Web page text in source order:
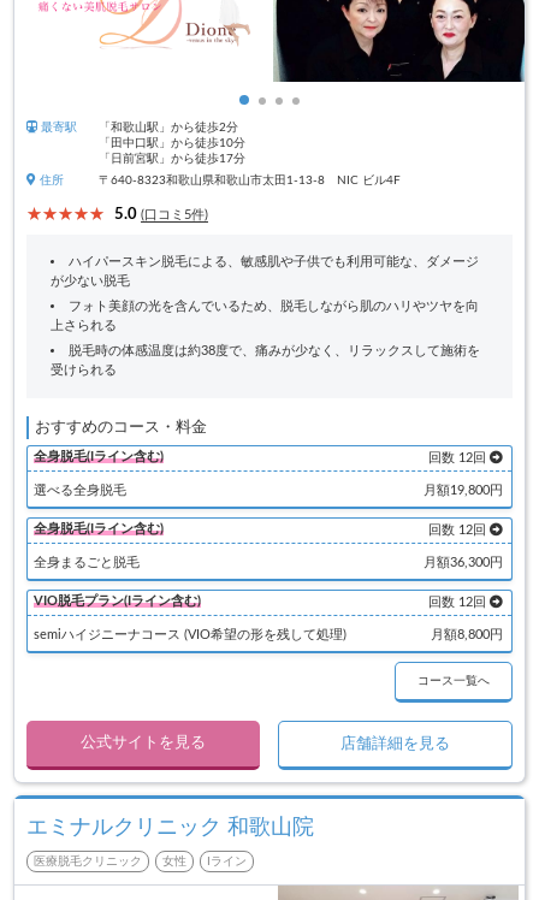
最寄駅
「和歌山駅」から徒歩2分
「田中口駅」から徒歩10分
「日前宮駅」から徒歩17分
住所
〒640-8323和歌山県和歌山市太田1-13-8 NIC ビル4F
5.0 (口コミ5件)
ハイパースキン脱毛による、敏感肌や子供でも利用可能な、ダメージ
が少ない脱毛
フォト美顔の光を含んでいるため、脱毛しながら肌のハリやツヤを向
上さられる
脱毛時の体感温度は約38度で、痛みが少なく、リラックスして施術を
受けられる
おすすめのコース・料金
全身脱毛(Iライン含む) 回数 12回
選べる全身脱毛 月額19,800円
全身脱毛(Iライン含む) 回数 12回
全身まるごと脱毛 月額36,300円
VIO脱毛プラン(Iライン含む) 回数 12回
semiハイジニーナコース (VIO希望の形を残して処理) 月額8,800円
コース一覧へ
公式サイトを見る 店舗詳細を見る
エミナルクリニック 和歌山院
医療脱毛クリニック 女性 Iライン